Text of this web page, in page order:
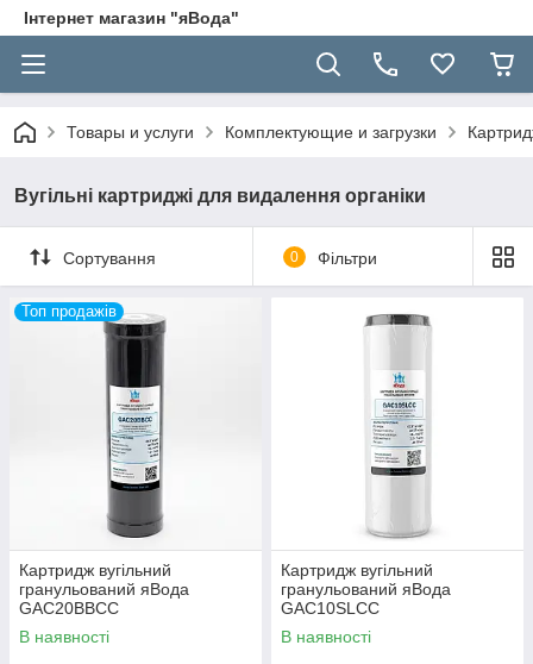
Інтернет магазин "яВода"
Товары и услуги Комплектующие и загрузки
Вугільні картриджі для видалення органіки
Сортування 0 Фільтри
Топ продажів
Картридж вугільний
гранульований яВода
GAC20BBСС
В наявності
Картридж вугільний
гранульований яВода
GAC10SLCC
В наявності